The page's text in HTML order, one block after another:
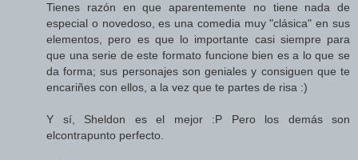
Tienes razón en que aparentemente no tiene nada de
especial o novedoso, es una comedia muy "clásica" en sus
elementos, pero es que lo importante casi siempre para
que una serie de este formato funcione bien es a lo que se
da forma; sus personajes son geniales y consiguen que te
encariñes con ellos, a la vez que te partes de risa :)
Y sí, Sheldon es el mejor :P Pero los demás son
elcontrapunto perfecto.